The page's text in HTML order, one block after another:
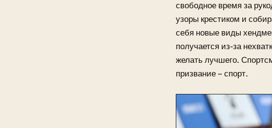
свободное время за
узоры крестиком и
себя новые виды
получается из-за
желать лучшего.
призвание – спорт.